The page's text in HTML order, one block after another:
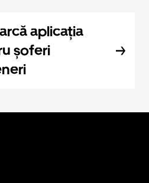
aplicația
șoferi